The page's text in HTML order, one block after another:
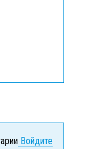
Войдите